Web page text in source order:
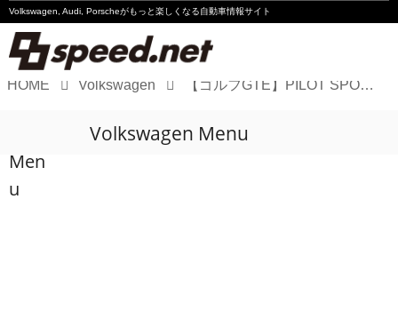
Volkswagen, Audi, Porscheがもっと楽しくなる自動車情報サイト
Audi
HOME Volkswagen 【ゴルフGTE】PILOT SPORT 4の第一印象は?
Men
u
Volkswagen Menu